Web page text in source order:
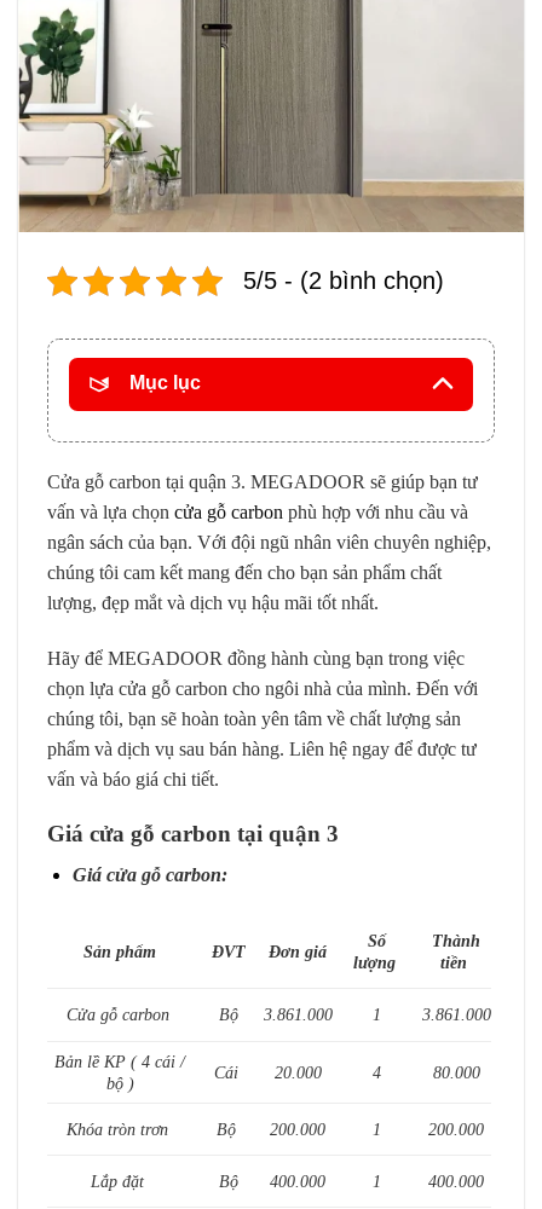
5/5 - (2 bình chọn)
Mục lục
Cửa gỗ carbon tại quận 3. MEGADOOR sẽ giúp bạn tư
vấn và lựa chọn cửa gỗ carbon phù hợp với nhu cầu và
ngân sách của bạn. Với đội ngũ nhân viên chuyên nghiệp,
chúng tôi cam kết mang đến cho bạn sản phẩm chất
lượng, đẹp mắt và dịch vụ hậu mãi tốt nhất.
Hãy để MEGADOOR đồng hành cùng bạn trong việc
chọn lựa cửa gỗ carbon cho ngôi nhà của mình. Đến với
chúng tôi, bạn sẽ hoàn toàn yên tâm về chất lượng sản
phẩm và dịch vụ sau bán hàng. Liên hệ ngay để được tư
vấn và báo giá chi tiết.
Giá cửa gỗ carbon tại quận 3
Giá cửa gỗ carbon:
Sản phẩm ĐVT Đơn giá
Số
lượng
Thành
tiền
Cửa gỗ carbon Bộ 3.861.000 1 3.861.000
Bản lề KP ( 4 cái /
bộ )
Cái 20.000 4 80.000
Khóa tròn trơn Bộ 200.000 1 200.000
Lắp đặt Bộ 400.000 1 400.000